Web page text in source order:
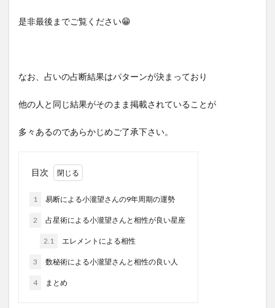
是非最後までご覧ください😁
なお、占いの占断結果はパターンが決まっており
他の人と同じ結果がそのまま掲載されていることが
多々あるのであらかじめご了承下さい。
目次
1 易断による小瀧望さんの9年周期の運勢
2 占星術による小瀧望さんと相性が良い星座
2.1 エレメントによる相性
3 数秘術による小瀧望さんと相性の良い人
4 まとめ